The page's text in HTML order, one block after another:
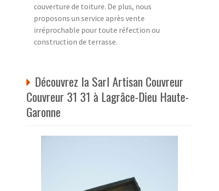
couverture de toiture. De plus, nous
proposons un service après vente
irréprochable pour toute réfection ou
construction de terrasse.
Découvrez la Sarl Artisan Couvreur
Couvreur 31 31 à Lagrâce-Dieu Haute-
Garonne